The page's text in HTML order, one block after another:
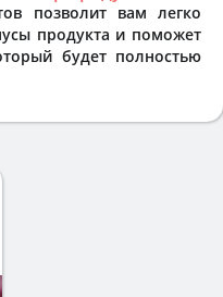
позволит вам легко
продукта и поможет
будет полностью